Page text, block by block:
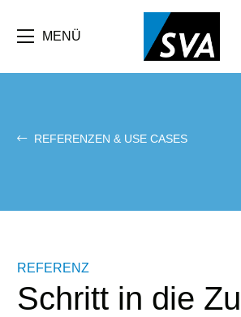
Inhalt
MENÜ
REFERENZEN & USE CASES
REFERENZ
Schritt in die